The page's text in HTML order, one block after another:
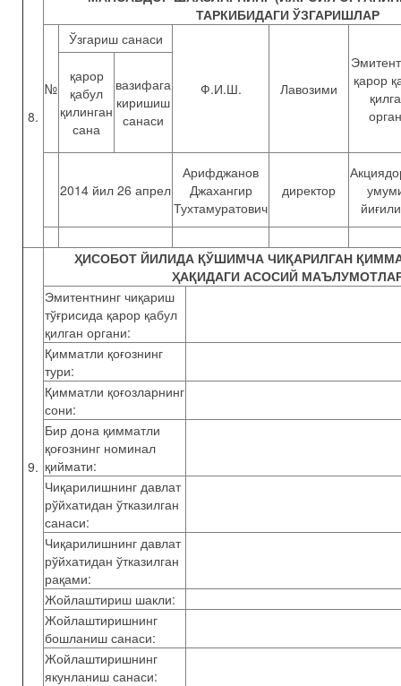
8.
ТАРКИБИДАГИ ЎЗГАРИШЛАР
№
Ўзгариш санаси
Ф.И.Ш. Лавозими
қарор
қарор
қабул
қилинган
сана
вазифага
киришиш
санаси
2014 йил 26 апрел
Арифджанов
Джахангир
Тухтамуратович
директор
9.
ҲИСОБОТ ЙИЛИДА ҚЎШИМЧА ЧИҚАРИЛГАН
ҲАҚИДАГИ АСОСИЙ
Эмитентнинг чиқариш
тўғрисида қарор қабул
қилган органи:
Қимматли қоғознинг
тури:
Қимматли қоғозларнинг
сони:
Бир дона қимматли
қоғознинг номинал
қиймати:
Чиқарилишнинг давлат
рўйхатидан ўтказилган
санаси:
Чиқарилишнинг давлат
рўйхатидан ўтказилган
рақами:
Жойлаштириш шакли:
Жойлаштиришнинг
бошланиш санаси:
Жойлаштиришнинг
якунланиш санаси: